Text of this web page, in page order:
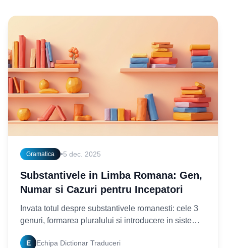
Gramatica •5 dec. 2025
Substantivele in Limba Romana: Gen,
Numar si Cazuri pentru Incepatori
Invata totul despre substantivele romanesti: cele 3
genuri, formarea pluralului si introducere in sistemul
E Echipa Dictionar Traduceri